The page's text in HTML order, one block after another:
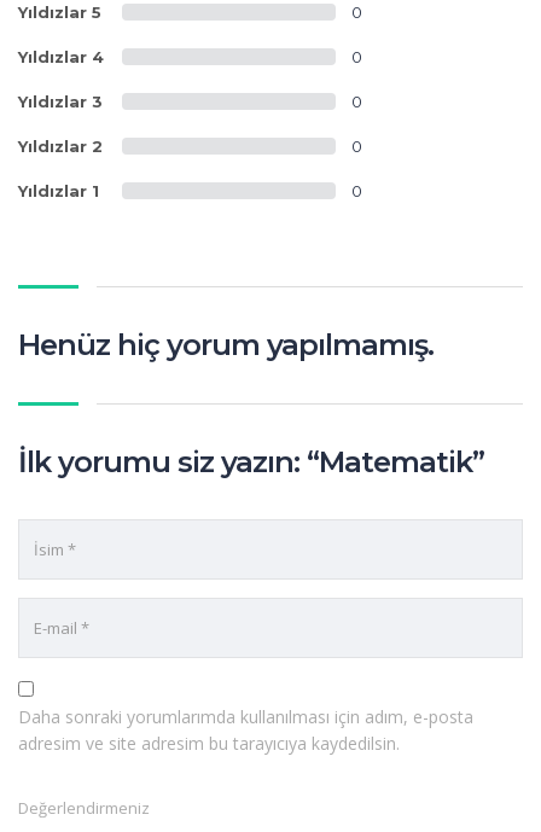
Yıldızlar 5 0
Yıldızlar 4 0
Yıldızlar 3 0
Yıldızlar 2 0
Yıldızlar 1 0
Henüz hiç yorum yapılmamış.
İlk yorumu siz yazın: “Matematik”
Daha sonraki yorumlarımda kullanılması için adım, e-posta
adresim ve site adresim bu tarayıcıya kaydedilsin.
Değerlendirmeniz